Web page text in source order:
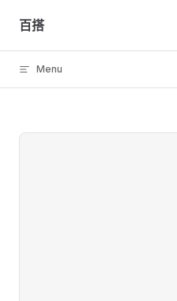
Skip to content
百搭
Menu